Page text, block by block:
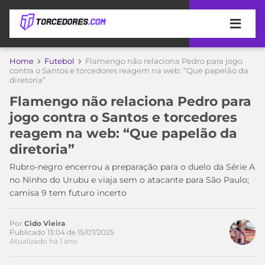
APOSTAS
DICAS
APOSTA
MELHORES
SITES
DE
APOSTAS
2026
CÓDIGO
PROMOCIONAL
ÚLTIMAS
COPA
DO
MUNDO
TIMES
MEU
TIME
CAMPEONATOS
BRASILEIRÃO
MÍDIA
Home Futebol
Flamengo não relaciona Pedro para jogo
contra o Santos e torcedores reagem na web: “Que papelão da
diretoria”
Flamengo não relaciona Pedro para
jogo contra o Santos e torcedores
reagem na web: “Que papelão da
diretoria”
Rubro-negro encerrou a preparação para o duelo da Série A
no Ninho do Urubu e viaja sem o atacante para São Paulo;
camisa 9 tem futuro incerto
Acesse o perfil do autor
no Twitter
Por Cido Vieira
Publicado 13:04 de 15/07/2025
Atualizado há 1 ano